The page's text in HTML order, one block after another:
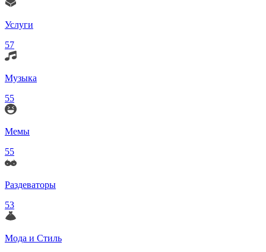
Услуги
57
Музыка
55
Мемы
55
Раздеваторы
53
Мода и Стиль